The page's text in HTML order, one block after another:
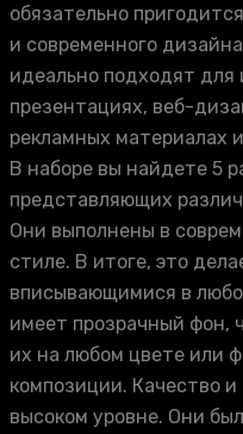
обязательно
и современного
идеально подходят для
презентациях, веб-
рекламных материалах
В наборе вы найдете 5
представляющих
Они выполнены в
стиле. В итоге, это
вписывающимися в
имеет прозрачный фон,
их на любом цвете или
композиции. Качество
высоком уровне. Они